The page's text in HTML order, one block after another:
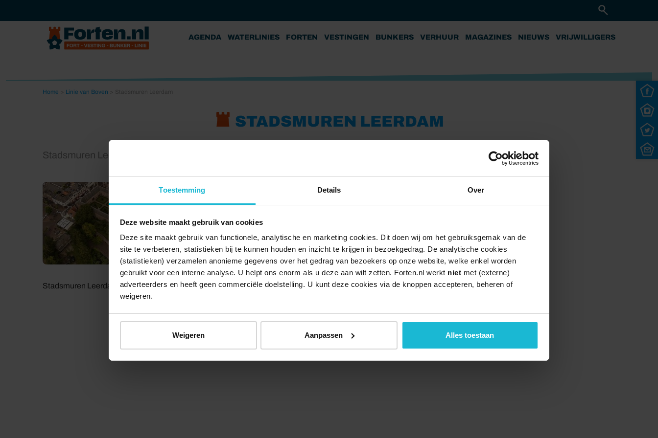
Toestemming Details Over
Deze website maakt gebruik van cookies
Deze site maakt gebruik van functionele, analytische en marketing cookies. Dit doen wij om het gebruiksgemak van de
site te verbeteren, statistieken bij te kunnen houden en inzicht te krijgen in bezoekgedrag. De analytische cookies
(statistieken) verzamelen anonieme gegevens over het gedrag van bezoekers op onze website, welke enkel worden
gebruikt voor een interne analyse. U helpt ons enorm als u deze aan wilt zetten. Forten.nl werkt niet met (externe)
adverteerders en heeft geen commerciële doelstelling. U kunt deze cookies via de knoppen accepteren, beheren of
weigeren.
Weigeren Aanpassen Alles toestaan
AGENDA WATERLINIES FORTEN VESTINGEN BUNKERS VERHUUR MAGAZINES NIEUWS VRIJWILLIGERS
Home Linie van Boven
STADSMUREN LEERDAM
Stadsmuren Leerdam
Stadsmuren Leerdam
© 2026 Stichting Forten Nederland Over ons Doneer nu Disclaimer Contact Forten.nl wordt ondersteund door de